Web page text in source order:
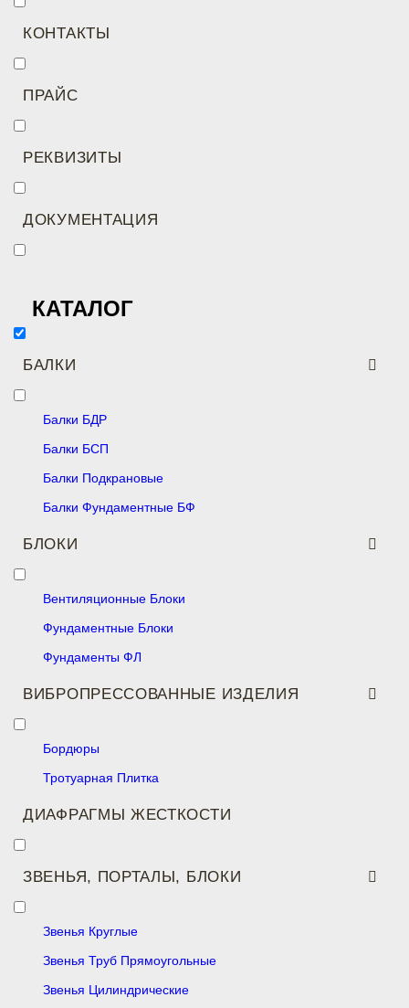
КОНТАКТЫ
ПРАЙС
РЕКВИЗИТЫ
ДОКУМЕНТАЦИЯ
КАТАЛОГ
БАЛКИ
Балки БДР
Балки БСП
Балки Подкрановые
Балки Фундаментные БФ
БЛОКИ
Вентиляционные Блоки
Фундаментные Блоки
Фундаменты ФЛ
ВИБРОПРЕССОВАННЫЕ ИЗДЕЛИЯ
Бордюры
Тротуарная Плитка
ДИАФРАГМЫ ЖЕСТКОСТИ
ЗВЕНЬЯ, ПОРТАЛЫ, БЛОКИ
Звенья Круглые
Звенья Труб Прямоугольные
Звенья Цилиндрические